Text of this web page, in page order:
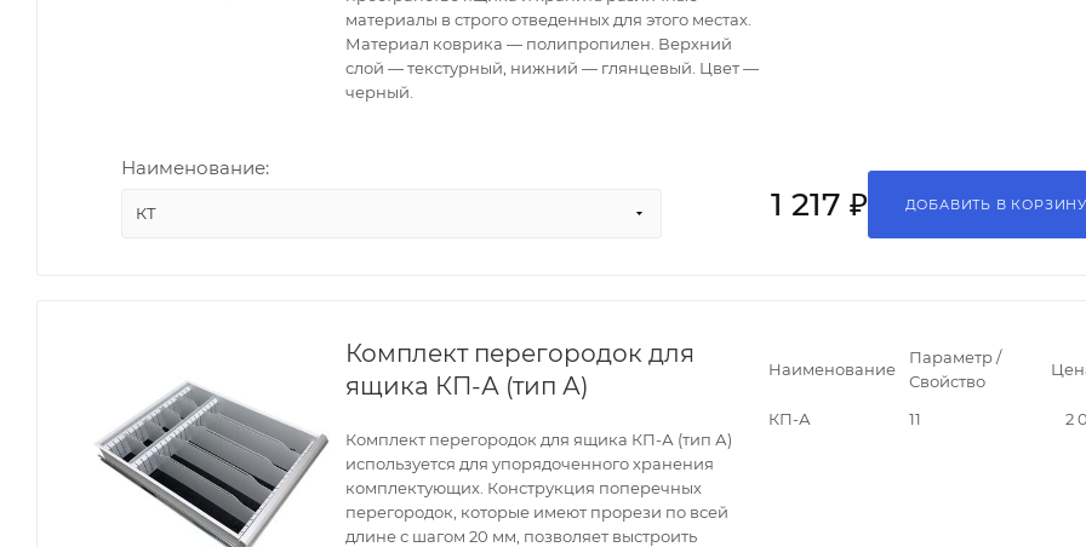
материалы в строго отведенных для этого местах.
Материал коврика — полипропилен. Верхний
слой — текстурный, нижний — глянцевый. Цвет —
черный.
Наименование:
КТ 1 217 ₽ ДОБАВИТЬ В КОРЗИНУ
Комплект перегородок для
ящика КП-А (тип А)
Комплект перегородок для ящика КП-А (тип А)
используется для упорядоченного хранения
комплектующих. Конструкция поперечных
перегородок, которые имеют прорези по всей
длине с шагом 20 мм, позволяет выстроить
Наименование
Параметр /
Свойство
КП-А 11 2